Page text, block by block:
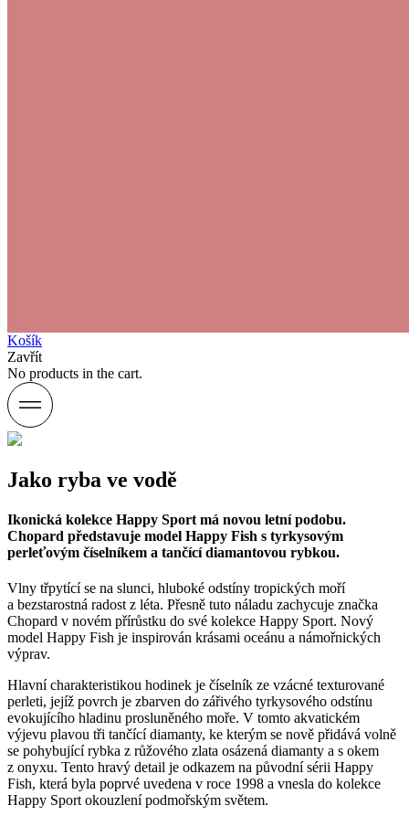
Košík
Zavřít
No products in the cart.
Jako ryba ve vodě
Ikonická kolekce Happy Sport má novou letní podobu.
Chopard představuje model Happy Fish s tyrkysovým
perleťovým číselníkem a tančící diamantovou rybkou.
Vlny třpytící se na slunci, hluboké odstíny tropických moří
a bezstarostná radost z léta. Přesně tuto náladu zachycuje značka
Chopard v novém přírůstku do své kolekce Happy Sport. Nový
model Happy Fish je inspirován krásami oceánu a námořnických
výprav.
Hlavní charakteristikou hodinek je číselník ze vzácné texturované
perleti, jejíž povrch je zbarven do zářivého tyrkysového odstínu
evokujícího hladinu prosluněného moře. V tomto akvatickém
výjevu plavou tři tančící diamanty, ke kterým se nově přidává volně
se pohybující rybka z růžového zlata osázená diamanty a s okem
z onyxu. Tento hravý detail je odkazem na původní sérii Happy
Fish, která byla poprvé uvedena v roce 1998 a vnesla do kolekce
Happy Sport okouzlení podmořským světem.